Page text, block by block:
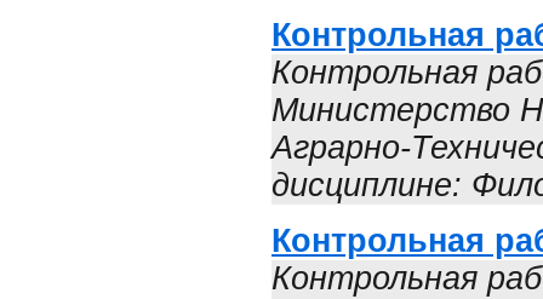
Контрольная
Контрольная
Министерство
Аграрно-
дисциплине:
Контрольная
Контрольная